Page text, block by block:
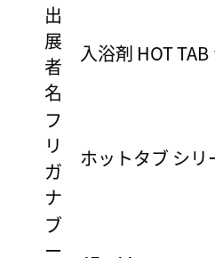
出
展
者
名
入浴剤 HOT
フ
リ
ガ
ナ
ホットタブ シリ
ブ
ー